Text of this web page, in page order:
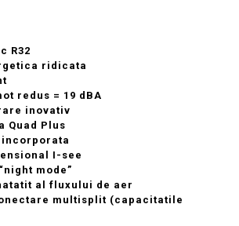
fost:
12.084 lei.
R32
ridicata
redus = 19 dBA
inovativ
Quad Plus
incorporata
I-see
mode”
al fluxului de aer
multisplit (capacitatile